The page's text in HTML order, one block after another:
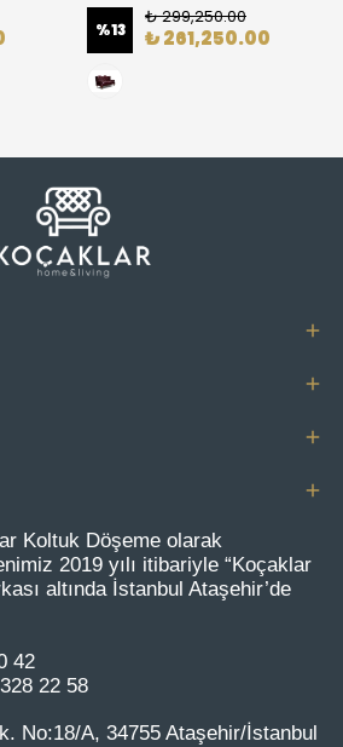
%13
₺ 299,250.00
₺ 261,250.00
Koltuk Döşeme olarak
2019 yılı itibariyle “Koçaklar
altında İstanbul Ataşehir’de
42
22 58
No:18/A, 34755 Ataşehir/İstanbul